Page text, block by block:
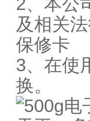
2、本公
及相关
保修卡
3、在使
换。